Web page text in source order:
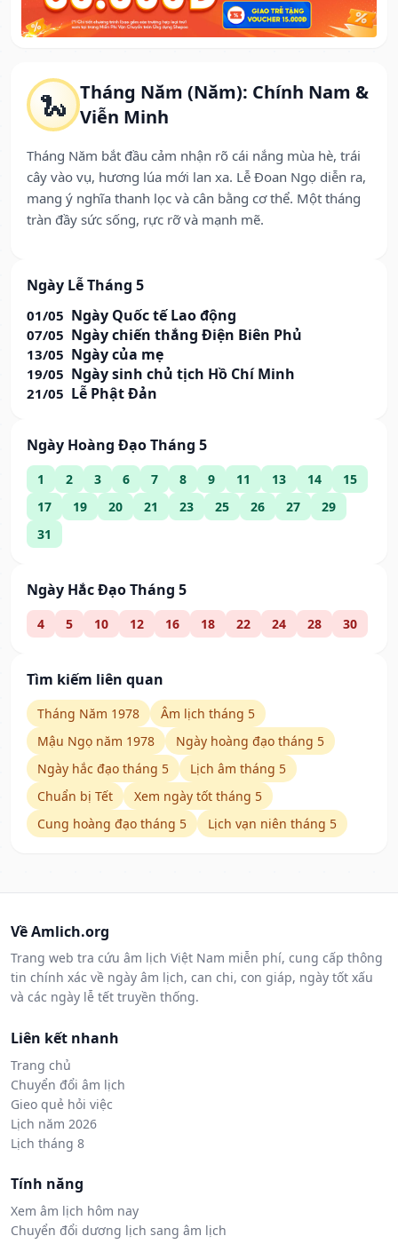
🐍 Tháng Năm (Năm): Chính Nam &
Viễn Minh
Tháng Năm bắt đầu cảm nhận rõ cái nắng mùa hè, trái
cây vào vụ, hương lúa mới lan xa. Lễ Đoan Ngọ diễn ra,
mang ý nghĩa thanh lọc và cân bằng cơ thể. Một tháng
tràn đầy sức sống, rực rỡ và mạnh mẽ.
Ngày Lễ Tháng 5
01/05 Ngày Quốc tế Lao động
07/05 Ngày chiến thắng Điện Biên Phủ
13/05 Ngày của mẹ
19/05 Ngày sinh chủ tịch Hồ Chí Minh
21/05 Lễ Phật Đản
Ngày Hoàng Đạo Tháng 5
1 2 3 6 7 8 9 11 13 14
15
17
19 20 21 23 25 26 27
29
31
Ngày Hắc Đạo Tháng 5
4 5 10 12 16 18 22 24 28 30
Tìm kiếm liên quan
Tháng Năm 1978
Âm lịch tháng 5
Mậu Ngọ năm 1978
Ngày hoàng đạo tháng 5
Ngày hắc đạo tháng 5
Lịch âm tháng 5
Chuẩn bị Tết
Xem ngày tốt tháng 5
Cung hoàng đạo tháng 5
Lịch vạn niên tháng 5
Về Amlich.org
Trang web tra cứu âm lịch Việt Nam miễn phí, cung cấp thông
tin chính xác về ngày âm lịch, can chi, con giáp, ngày tốt xấu
và các ngày lễ tết truyền thống.
Liên kết nhanh
Trang chủ
Chuyển đổi âm lịch
Gieo quẻ hỏi việc
Lịch năm 2026
Lịch tháng 8
Tính năng
Xem âm lịch hôm nay
Chuyển đổi dương lịch sang âm lịch